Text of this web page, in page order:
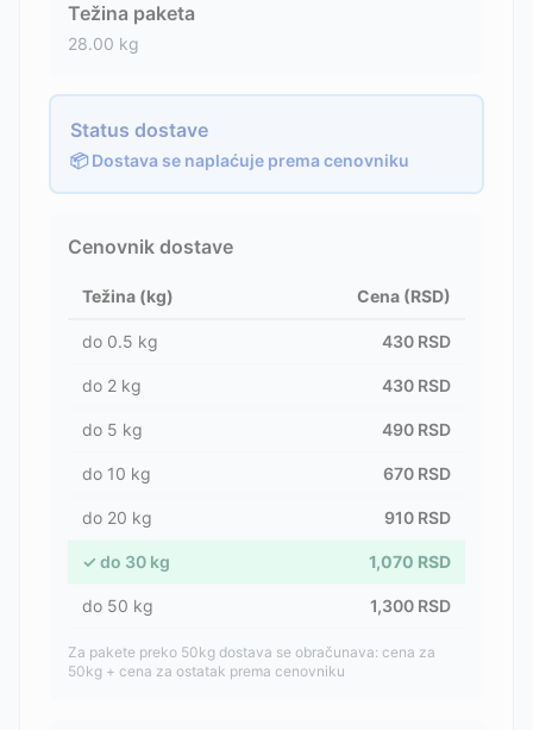
Težina paketa
28.00 kg
Status dostave
📦 Dostava se naplaćuje prema cenovniku
Cenovnik dostave
Težina (kg) Cena (RSD)
do 0.5 kg 430 RSD
do 2 kg 430 RSD
do 5 kg 490 RSD
do 10 kg 670 RSD
do 20 kg 910 RSD
✓ do 30 kg 1,070 RSD
do 50 kg 1,300 RSD
Za pakete preko 50kg dostava se obračunava: cena za
50kg + cena za ostatak prema cenovniku